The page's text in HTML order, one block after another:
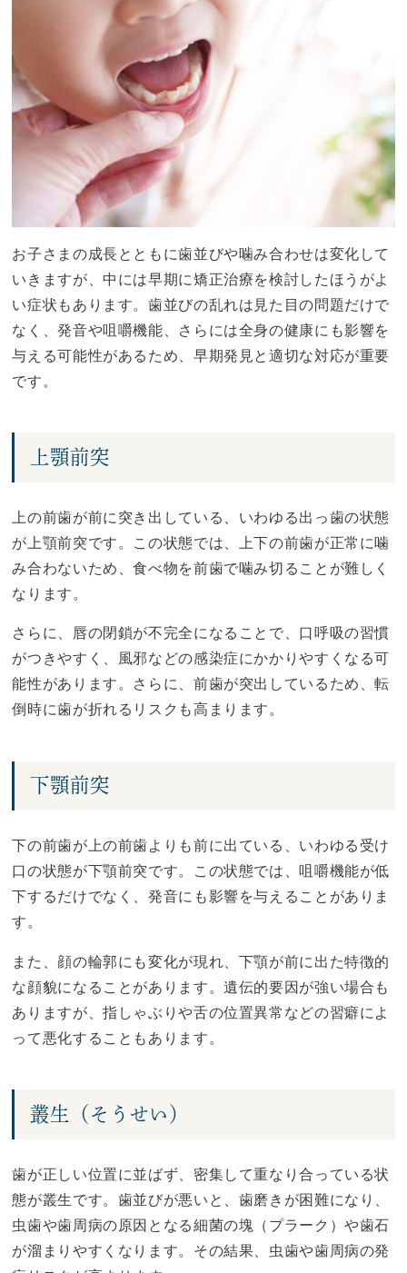
お子さまの成長とともに歯並びや噛み合わせは変化して
いきますが、中には早期に矯正治療を検討したほうがよ
い症状もあります。歯並びの乱れは見た目の問題だけで
なく、発音や咀嚼機能、さらには全身の健康にも影響を
与える可能性があるため、早期発見と適切な対応が重要
です。
上顎前突
上の前歯が前に突き出している、いわゆる出っ歯の状態
が上顎前突です。この状態では、上下の前歯が正常に噛
み合わないため、食べ物を前歯で噛み切ることが難しく
なります。
さらに、唇の閉鎖が不完全になることで、口呼吸の習慣
がつきやすく、風邪などの感染症にかかりやすくなる可
能性があります。さらに、前歯が突出しているため、転
倒時に歯が折れるリスクも高まります。
下顎前突
下の前歯が上の前歯よりも前に出ている、いわゆる受け
口の状態が下顎前突です。この状態では、咀嚼機能が低
下するだけでなく、発音にも影響を与えることがありま
す。
また、顔の輪郭にも変化が現れ、下顎が前に出た特徴的
な顔貌になることがあります。遺伝的要因が強い場合も
ありますが、指しゃぶりや舌の位置異常などの習癖によ
って悪化することもあります。
叢生（そうせい）
歯が正しい位置に並ばず、密集して重なり合っている状
態が叢生です。歯並びが悪いと、歯磨きが困難になり、
虫歯や歯周病の原因となる細菌の塊（プラーク）や歯石
が溜まりやすくなります。その結果、虫歯や歯周病の発